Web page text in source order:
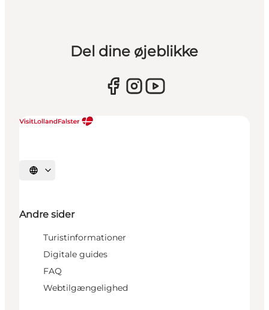
Del dine øjeblikke
Vælg sprog
Andre sider
Turistinformationer
Digitale guides
FAQ
Webtilgængelighed